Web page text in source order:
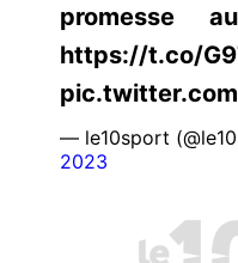
promesse
https://t.co/
— le10sport
2023